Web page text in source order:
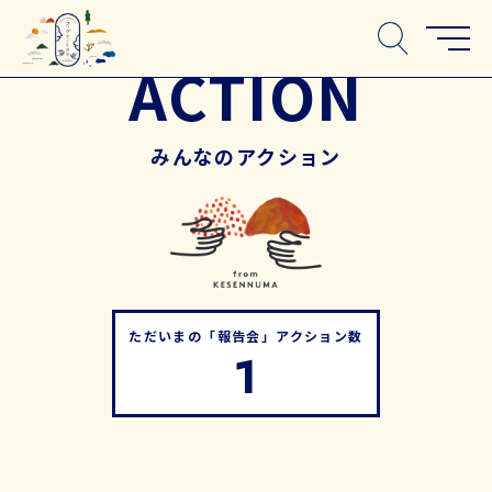
ACTION
みんなのアクション
ただいまの「報告会」アクション数
1